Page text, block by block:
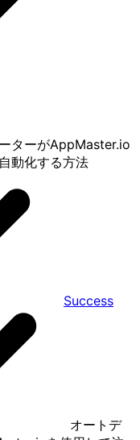
ターがAppMaster.io
動化する方法
Success
オートデ